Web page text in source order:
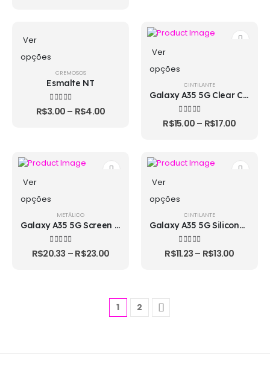
Ver
opções
CREMOSOS
Esmalte NT
4.67out of 5
R$3.00– R$4.00
Ver
opções
CINTILANTE
Galaxy A35 5G Clear Case
5.00out of 5
R$15.00– R$17.00
Ver
opções
METÁLICO
Galaxy A35 5G Screen Protector
4.00out of 5
R$20.33 –R$23.00
Ver
opções
CINTILANTE
Galaxy A35 5G Silicone Case
4.33out of 5
R$11.23– R$13.00
1 2